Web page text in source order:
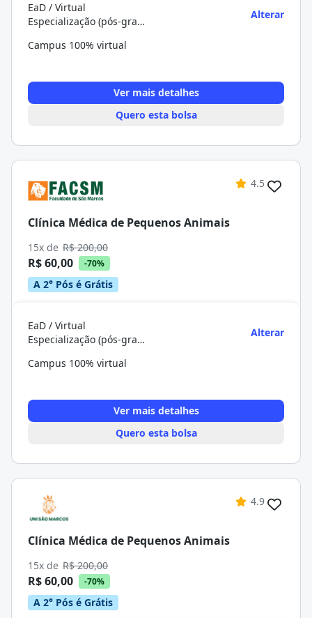
EaD / Virtual
Especialização (pós-graduação)
Alterar
Campus 100% virtual
Ver mais detalhes
Quero esta bolsa
4.5
Clínica Médica de Pequenos Animais
15x de R$ 200,00
R$ 60,00 -70%
A 2° Pós é Grátis
EaD / Virtual
Especialização (pós-graduação)
Alterar
Campus 100% virtual
Ver mais detalhes
Quero esta bolsa
4.9
Clínica Médica de Pequenos Animais
15x de R$ 200,00
R$ 60,00 -70%
A 2° Pós é Grátis